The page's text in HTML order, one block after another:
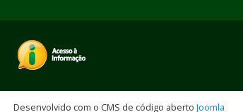
Desenvolvido com o CMS de código aberto Joomla